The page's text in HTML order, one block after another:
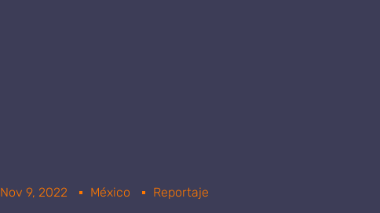
Nov 9, 2022 México Reportaje